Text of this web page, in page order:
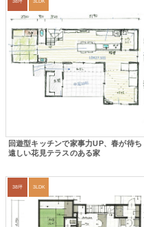
38坪 3LDK
回遊型キッチンで家事力UP、春が待ち
遠しい花見テラスのある家
38坪 3LDK